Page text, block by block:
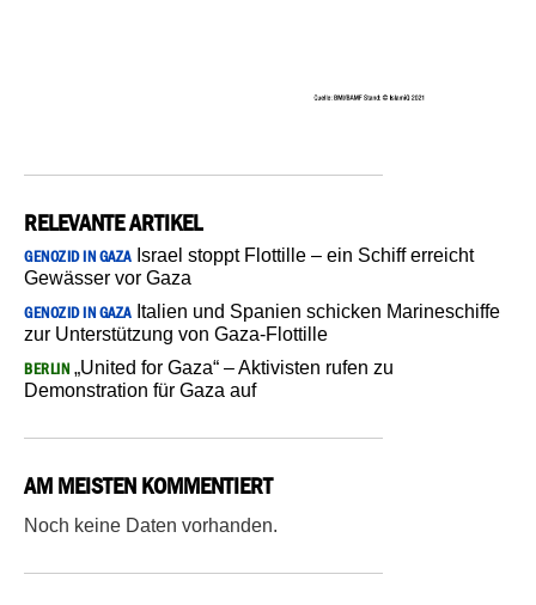
RELEVANTE ARTIKEL
GENOZID IN GAZAIsrael stoppt Flottille – ein Schiff erreicht
Gewässer vor Gaza
GENOZID IN GAZAItalien und Spanien schicken Marineschiffe
zur Unterstützung von Gaza-Flottille
BERLIN „United for Gaza“ – Aktivisten rufen zu
Demonstration für Gaza auf
AM MEISTEN KOMMENTIERT
Noch keine Daten vorhanden.